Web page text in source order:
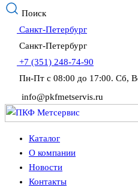
Поиск
Санкт-Петербург
Санкт-Петербург
+7 (351) 248-74-90
Пн-Пт с 08:00 до 17:00. Сб,
info@pkfmetservis.ru
Каталог
О компании
Новости
Контакты